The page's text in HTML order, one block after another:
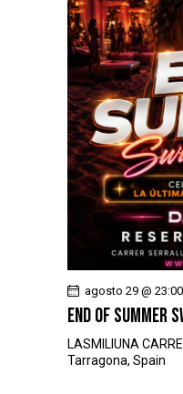
agosto 29 @ 23:00
END OF SUMMER
LASMILIUNA
Tarragona, Spain